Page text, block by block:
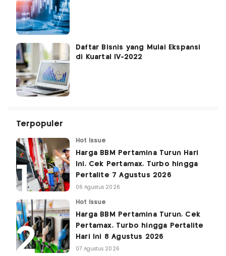
Daftar Bisnis yang Mulai Ekspansi
di Kuartal IV-2022
Terpopuler
Hot Issue
Harga BBM Pertamina Turun Hari
Ini, Cek Pertamax, Turbo hingga
Pertalite 7 Agustus 2026
06 Agustus 2026
Hot Issue
Harga BBM Pertamina Turun, Cek
Pertamax, Turbo hingga Pertalite
Hari Ini 8 Agustus 2026
07 Agustus 2026